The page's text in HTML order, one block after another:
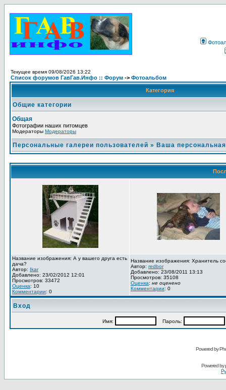
Текущее время 09/08/2026 13:22
Список форумов ГавГав.Инфо :: Форум -> Фотоальбом
Категория
Общие категории
Общая
Фотографии наших питомцев
Модераторы Модераторы
Персональные галереи пользователей » Ваша
Название изображения: А у вашего друга есть
дача?
Автор: Ikar
Добавлено: 23/02/2012 12:01
Просмотров: 33472
Оценка: 10
Комментарии: 0
Название изображения: Хранитель
Автор: redbor
Добавлено: 23/08/2011 13:13
Просмотров: 35108
Оценка: не оценено
Комментарии: 0
Вход
Имя: Пароль:
Powered by
Powered by